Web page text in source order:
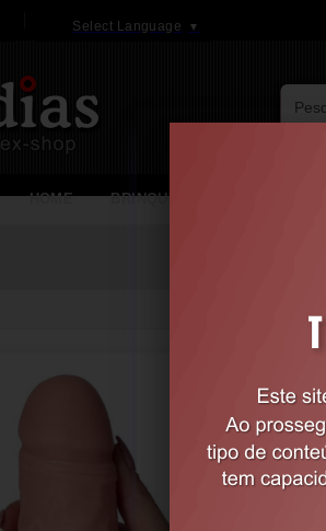
Select Language ▼
HOME BRINQUEDOS